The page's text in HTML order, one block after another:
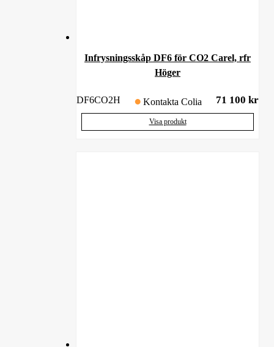
Infrysningsskåp DF6 för CO2 Carel, rfr
Höger
DF6CO2H Kontakta Colia 71 100 kr
Visa produkt